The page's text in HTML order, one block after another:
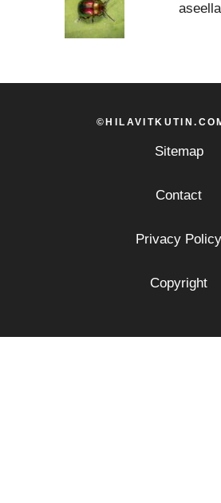
Sitemap
Contact
Privacy Policy
Copyright